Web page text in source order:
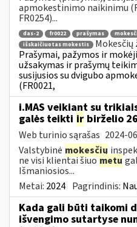
apmokestinimo naikinimu
FR0254)...
das-2 fr0022 prašymas
išskaičiuotas mokestis
Prašymai, pažymos ir
užsakymas ir prašymų
susijusios su dvigubo
(FR0021,
i.MAS veikiant su
galės teikti ir birželio
Web turinio sąrašas 2024-
Valstybinė mokesčių
ne visi klientai šiuometu
Išmaniosios...
Metai: 2024 Pagrindinis:
Kada gali būti taikomi
išvengimo sutartyse